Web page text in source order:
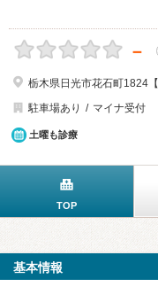
－
栃木県日光市花石町1824【
駐車場あり
マイナ受付
土曜も診療
TOP
基本情報